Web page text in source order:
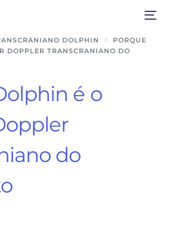
DOLPHIN
PORQUE
DOPPLER TRANSCRANIANO DO
é o
do